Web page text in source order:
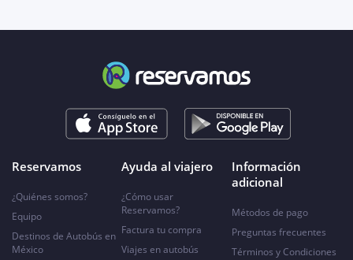
Reservamos
¿Quiénes somos?
Equipo
Destinos de Autobús en
México
Ayuda al viajero
¿Cómo usar
Reservamos?
Factura tu compra
Viajes en autobús
Información
adicional
Métodos de pago
Preguntas frecuentes
Términos y Condiciones